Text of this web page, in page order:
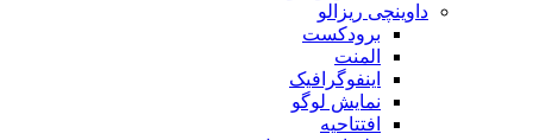
داوینچی ریزالو
برودکست
المنت
اینفوگرافیک
نمایش لوگو
افتتاحیه